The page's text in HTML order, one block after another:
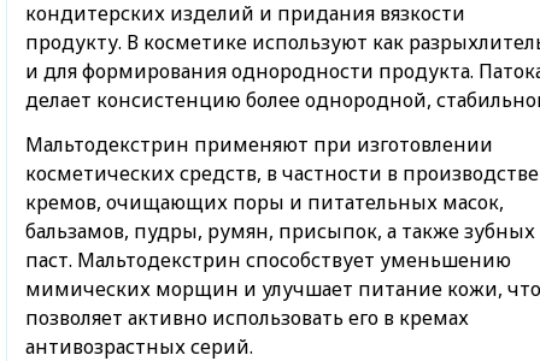
кондитерских изделий и придания вязкости
продукту. В косметике используют как
и для формирования однородности продукта.
делает консистенцию более однородной,
Мальтодекстрин применяют при изготовлении
косметических средств, в частности в производстве
кремов, очищающих поры и питательных масок,
бальзамов, пудры, румян, присыпок, а также зубных
паст. Мальтодекстрин способствует уменьшению
мимических морщин и улучшает питание кожи, что
позволяет активно использовать его в кремах
антивозрастных серий.